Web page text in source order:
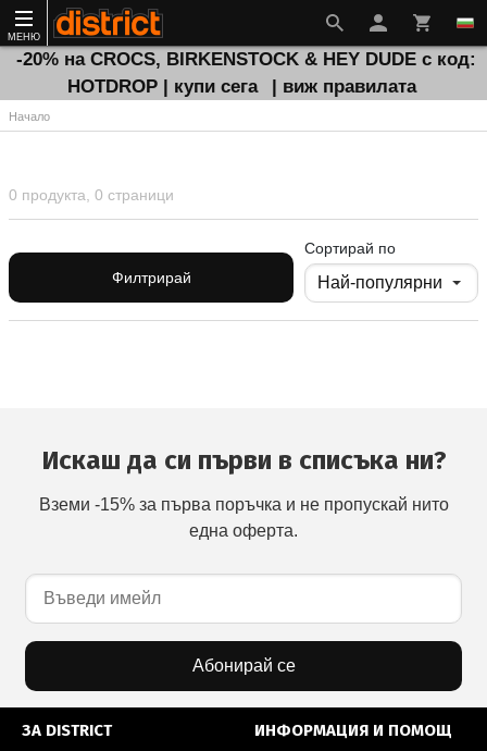
МЕНЮ
-20% на CROCS, BIRKENSTOCK & HEY DUDE с код:
HOTDROP | купи сега
| виж правилата
Начало
0 продукта, 0 страници
Филтрирай
Сортирай по
Искаш да си първи в списъка ни?
Вземи -15% за първа поръчка и не пропускай нито
една оферта.
Абонирай се
ЗА DISTRICT ИНФОРМАЦИЯ И ПОМОЩ